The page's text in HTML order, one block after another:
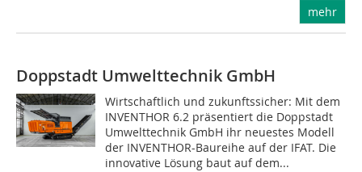
mehr
Doppstadt Umwelttechnik GmbH
Wirtschaftlich und zukunftssicher: Mit dem
INVENTHOR 6.2 präsentiert die Doppstadt
Umwelttechnik GmbH ihr neuestes Modell
der INVENTHOR-Baureihe auf der IFAT. Die
innovative Lösung baut auf dem...